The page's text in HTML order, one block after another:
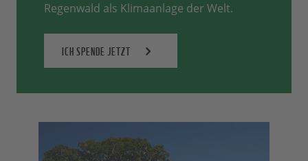
Regenwald als Klimaanlage der Welt.
ICH SPENDE JETZT